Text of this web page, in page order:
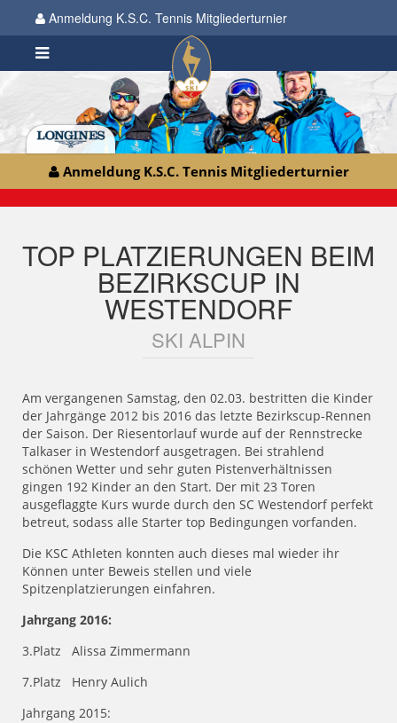
Anmeldung K.S.C. Tennis Mitgliederturnier
Anmeldung K.S.C. Tennis Mitgliederturnier
TOP PLATZIERUNGEN BEIM
BEZIRKSCUP IN
WESTENDORF
SKI ALPIN
Am vergangenen Samstag, den 02.03. bestritten die Kinder
der Jahrgänge 2012 bis 2016 das letzte Bezirkscup-Rennen
der Saison. Der Riesentorlauf wurde auf der Rennstrecke
Talkaser in Westendorf ausgetragen. Bei strahlend
schönen Wetter und sehr guten Pistenverhältnissen
gingen 192 Kinder an den Start. Der mit 23 Toren
ausgeflaggte Kurs wurde durch den SC Westendorf perfekt
betreut, sodass alle Starter top Bedingungen vorfanden.
Die KSC Athleten konnten auch dieses mal wieder ihr
Können unter Beweis stellen und viele
Spitzenplatzierungen einfahren.
Jahrgang 2016:
3.Platz Alissa Zimmermann
7.Platz Henry Aulich
Jahrgang 2015: